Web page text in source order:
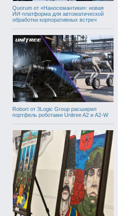
Quorum от «Наносемантики»: новая
ИИ-платформа для автоматической
обработки корпоративных встреч
Robort от 3Logic Group расширил
портфель роботами Unitree A2 и A2-W